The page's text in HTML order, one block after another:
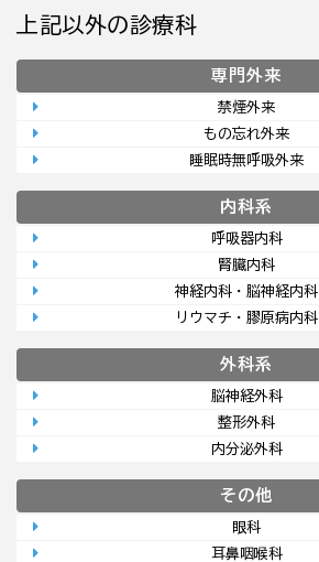
上記以外の診療科
専門外来
禁煙外来
もの忘れ外来
睡眠時無呼吸外来
内科系
呼吸器内科
腎臓内科
神経内科・脳神経内科
リウマチ・膠原病内科
外科系
脳神経外科
整形外科
内分泌外科
その他
眼科
耳鼻咽喉科